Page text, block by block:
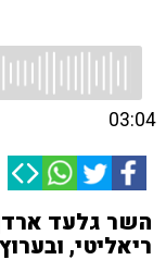
03:04
השר גלעד
ריאליטי,